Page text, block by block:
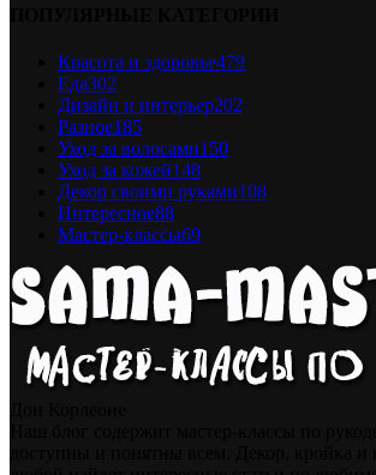
Красота и здоровье479
Еда302
Дизайн и интерьер202
Разное185
Уход за волосами150
Уход за кожей148
Декор своими руками108
Интересное88
Мастер-классы69